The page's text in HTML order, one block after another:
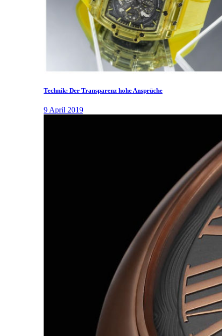
Technik: Der Transparenz hohe Ansprüche
9 April 2019